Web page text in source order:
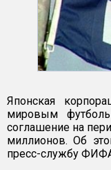
Японская
мировым
соглашение на
миллионов. Об
пресс-службу